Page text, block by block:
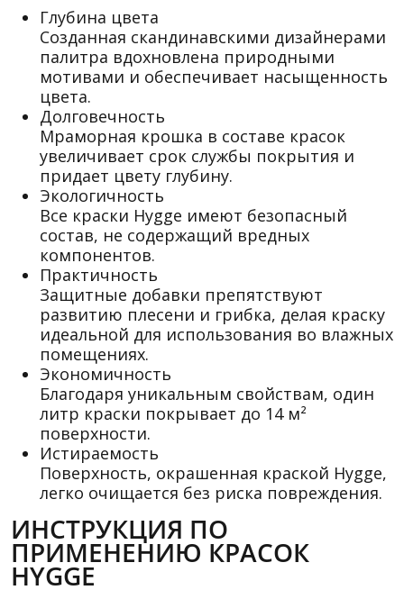
Глубина цвета
Созданная скандинавскими дизайнерами
палитра вдохновлена природными
мотивами и обеспечивает насыщенность
цвета.
Долговечность
Мраморная крошка в составе красок
увеличивает срок службы покрытия и
придает цвету глубину.
Экологичность
Все краски Hygge имеют безопасный
состав, не содержащий вредных
компонентов.
Практичность
Защитные добавки препятствуют
развитию плесени и грибка, делая краску
идеальной для использования во влажных
помещениях.
Экономичность
Благодаря уникальным свойствам, один
литр краски покрывает до 14 м²
поверхности.
Истираемость
Поверхность, окрашенная краской Hygge,
легко очищается без риска повреждения.
ИНСТРУКЦИЯ ПО
ПРИМЕНЕНИЮ КРАСОК
HYGGE